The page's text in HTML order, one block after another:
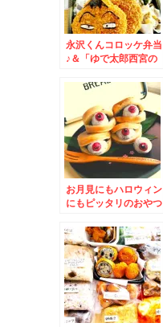
永沢くんコロッケ弁当
♪＆「ゆで太郎西宮の
とろろそば」美味しい
お月見にもハロウィン
にもピッタリのおやつ
「漁師の店富丸」さん
の「サーモン丼」♪肉
厚脂乗りくどくなくう
まっ！！